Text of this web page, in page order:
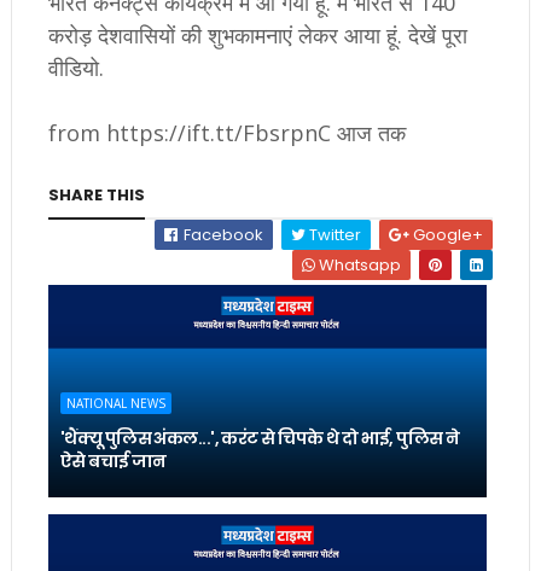
करोड़ देशवासियों की शुभकामनाएं लेकर आया हूं. देखें पूरा
वीडियो.
from https://ift.tt/FbsrpnC आज तक
SHARE THIS
Facebook
Twitter
Google+
Whatsapp
NATIONAL NEWS
'थैंक्यू पुलिस अंकल...', करंट से चिपके थे दो भाई, पुलिस ने
ऐसे बचाई जान